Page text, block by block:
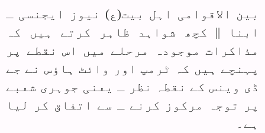
بین الاقوامی اہل بیت(ع) نیوز ایجنسی ـ
ابنا || کچھ شواہد ظاہر کرتے ہیں کہ
مذاکرات موجودہ مرحلے میں اس نقطے پر
پہنچے ہیں کہ ٹرمپ اور وائٹ ہاؤس نے جے
ڈی وینس کے نقطہ نظر ـ یعنی جوہری شعبے
پر توجہ مرکوز کرنے ـ سے اتفاق کر لیا
ہے۔